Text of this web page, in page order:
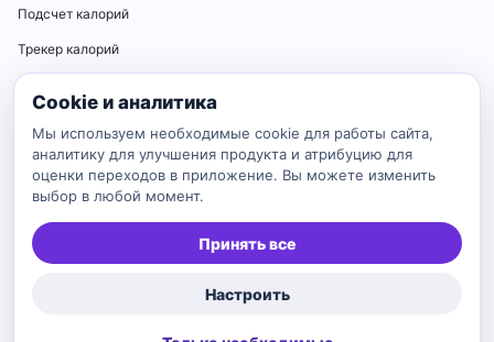
Подсчет калорий
Трекер калорий
Калькуляторы
Калькулятор нормы калорий
Калькулятор ИМТ
Калькулятор идеального веса
Калькулятор BMR
Cookie и аналитика
Мы используем необходимые cookie для работы сайта,
аналитику для улучшения продукта и атрибуцию для
оценки переходов в приложение. Вы можете изменить
выбор в любой момент.
Настроить
Принять все